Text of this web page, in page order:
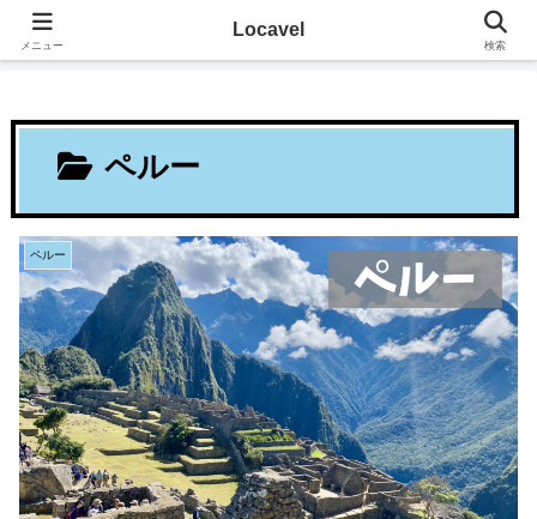
その地に溶け込むローカルたび
ペルー
ペルー
メニュー
Locavel
検索